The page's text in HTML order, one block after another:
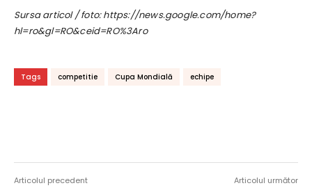
Sursa articol / foto: https://news.google.com/home?
hl=ro&gl=RO&ceid=RO%3Aro
Tags competitie Cupa Mondială echipe
Articolul precedent Articolul următor